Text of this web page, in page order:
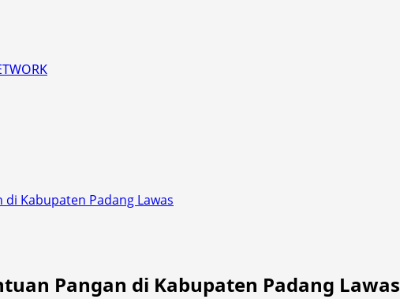
Kabupaten Padang Lawas
Pangan di Kabupaten Padang Lawas